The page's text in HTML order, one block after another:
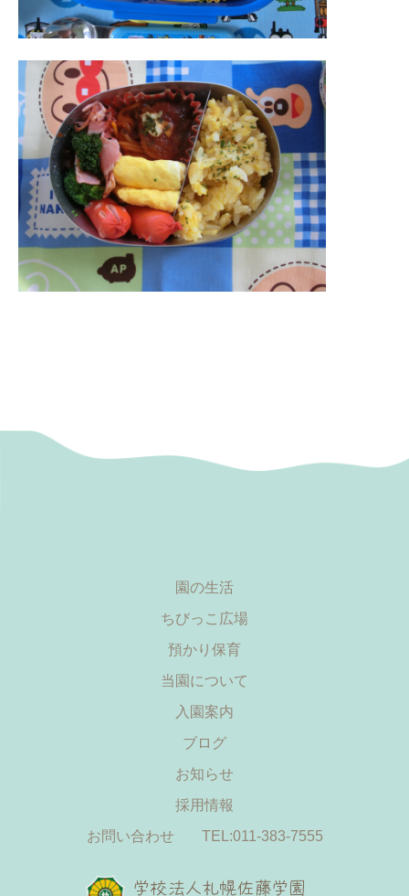
園の生活
ちびっこ広場
預かり保育
当園について
入園案内
ブログ
お知らせ
採用情報
お問い合わせ
TEL:011-383-7555